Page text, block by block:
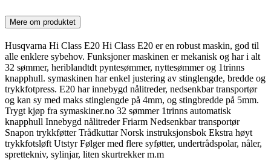
Mere om produktet
Husqvarna Hi Class E20 Hi Class E20 er en robust maskin, god til
alle enklere sybehov. Funksjoner maskinen er mekanisk og har i alt
32 sømmer, heriblandtdt pyntesømmer, nyttesømmer og 1trinns
knapphull. symaskinen har enkel justering av stinglengde, bredde og
trykkfotpress. E20 har innebygd nålitreder, nedsenkbar transportør
og kan sy med maks stinglengde på 4mm, og stingbredde på 5mm.
Trygt kjøp fra symaskiner.no 32 sømmer 1trinns automatisk
knapphull Innebygd nålitreder Friarm Nedsenkbar transportør
Snapon trykkføtter Trådkuttar Norsk instruksjonsbok Ekstra høyt
trykkfotsløft Utstyr Følger med flere syføtter, undertrådspolar, nåler,
sprettekniv, sylinjar, liten skurtrekker m.m